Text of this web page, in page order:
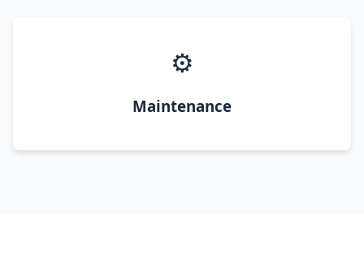
⚙️
Maintenance